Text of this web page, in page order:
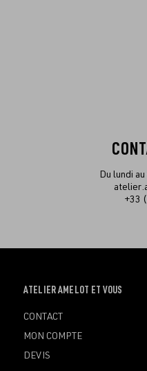
Du lundi
+33
OUVRIR
MENU
ATELIER AMELOT ET VOUS
CONTACT
MON COMPTE
DEVIS